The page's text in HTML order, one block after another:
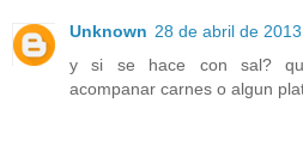
Unknown 28 de abril de
y si se hace con sal?
acompanar carnes o algun